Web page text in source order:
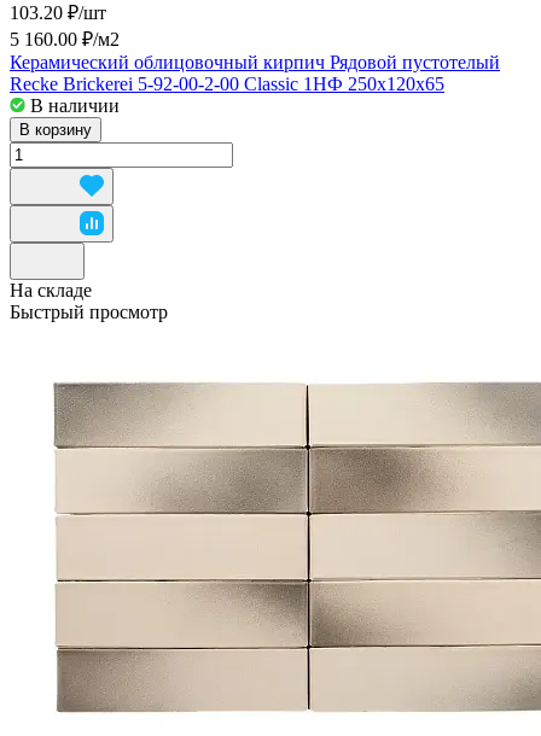
103.20 ₽/шт
5 160.00 ₽/м2
Керамический облицовочный кирпич Рядовой пустотелый
Recke Brickerei 5-92-00-2-00 Classic 1НФ 250x120x65
В наличии
В корзину
На складе
Быстрый просмотр